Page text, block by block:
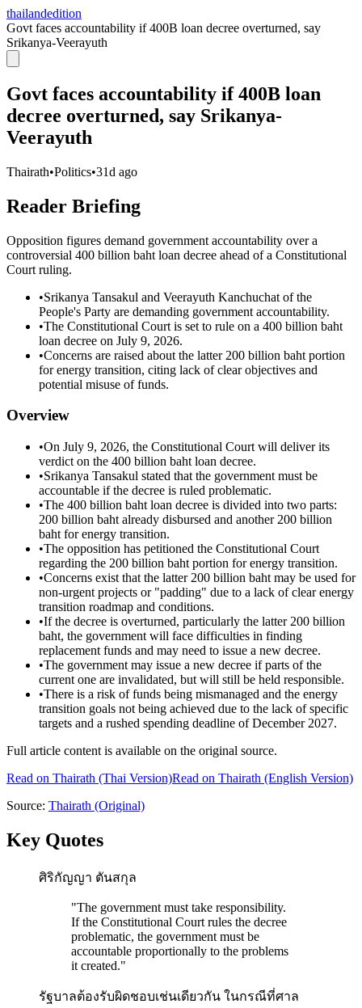
thailandedition
Govt faces accountability if 400B loan decree overturned, say
Srikanya-Veerayuth
Govt faces accountability if 400B loan
decree overturned, say Srikanya-
Veerayuth
Thairath•Politics•31d ago
Reader Briefing
Opposition figures demand government accountability over a
controversial 400 billion baht loan decree ahead of a Constitutional
Court ruling.
•Srikanya Tansakul and Veerayuth Kanchuchat of the
People's Party are demanding government accountability.
•The Constitutional Court is set to rule on a 400 billion baht
loan decree on July 9, 2026.
•Concerns are raised about the latter 200 billion baht portion
for energy transition, citing lack of clear objectives and
potential misuse of funds.
Overview
•On July 9, 2026, the Constitutional Court will deliver its
verdict on the 400 billion baht loan decree.
•Srikanya Tansakul stated that the government must be
accountable if the decree is ruled problematic.
•The 400 billion baht loan decree is divided into two parts:
200 billion baht already disbursed and another 200 billion
baht for energy transition.
•The opposition has petitioned the Constitutional Court
regarding the 200 billion baht portion for energy transition.
•Concerns exist that the latter 200 billion baht may be used for
non-urgent projects or "padding" due to a lack of clear energy
transition roadmap and conditions.
•If the decree is overturned, particularly the latter 200 billion
baht, the government will face difficulties in finding
replacement funds and may need to issue a new decree.
•The government may issue a new decree if parts of the
current one are invalidated, but will still be held responsible.
•There is a risk of funds being mismanaged and the energy
transition goals not being achieved due to the lack of specific
targets and a rushed spending deadline of December 2027.
Full article content is available on the original source.
Read on Thairath (Thai Version)Read on Thairath (English Version)
Source: Thairath (Original)
Key Quotes
ศิริกัญญา ตันสกุล
"The government must take responsibility.
If the Constitutional Court rules the decree
problematic, the government must be
accountable proportionally to the problems
it created."
รัฐบาลต้องรับผิดชอบเช่นเดียวกัน ในกรณีที่ศาล